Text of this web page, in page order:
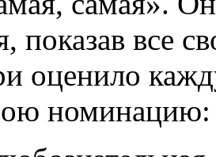
показав все
оценило
номинацию: